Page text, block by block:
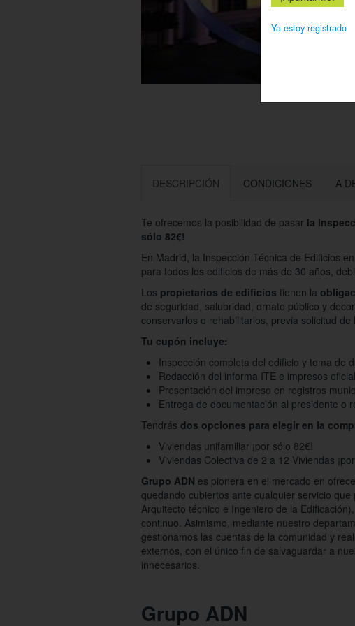
DESCRIPCIÓN CONDICIONES A
Te ofrecemos la posibilidad de pasar la
sólo 82€!
En Madrid, la Inspección Técnica de Edificios
para todos los edificios de más de 30 años,
Los propietarios de edificios tienen la
de seguridad, salubridad, ornato público y
conservarlos o rehabilitarlos, previa solicitud
Tu cupón incluye:
Inspección completa del edificio y toma de
Redacción del informa ITE e impresos
Presentación del impreso en registros
Entrega de documentación al presidente o
Tendrás dos opciones para elegir en la
Viviendas unifamiliar ¡por sólo 82€!
Viviendas Colectiva de 2 a 12 Viviendas
Grupo ADN es pionera en el mercado en
quedando cubiertos ante cualquier servicio
Arquitecto técnico e Ingeniero de la
continuo. Asimismo, mediante nuestro
gestionamos las cuentas de la comunidad y
externos, con el único fin de salvaguardar a
innecesarios.
Grupo ADN
Ya estoy registrado